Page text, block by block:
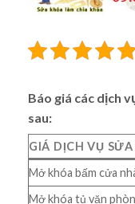
Báo giá các dịch
sau:
GIÁ DỊCH VỤ
Mở khóa bấm cửa
Mở khóa tủ văn